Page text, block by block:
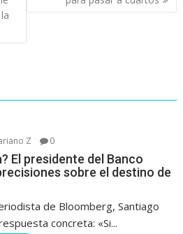
Z 0
El presidente del Banco
sobre el destino de
de Bloomberg, Santiago
concreta: «Si...